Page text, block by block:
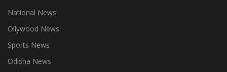
National News
Ollywood News
Sports News
Odisha News